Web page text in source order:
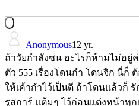
Anonymous12 yr.
ถ้าวัยกำลังซน อะไรก็ห้ามไม่อยู่
ตัว 555 เรื่องโดนกำ โดนจิก นี่ก็
ให้เค้ากำไว้เป็นดี ถ้าโดนแล้วก็
รูสการ์ แต้มๆ ไว้ก่อนแต่งหน้าทุ